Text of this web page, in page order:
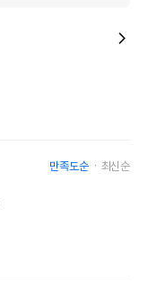
만족도순 최신순